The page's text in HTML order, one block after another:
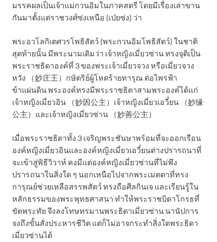
มรรคผลเป็นเจ้าแม่กวนอิมในภาคสตรี โดยมีเรื่องเล่าขาน
กันมาตั้งแต่ราชวงศ์ซ่งเหนือ (เป่ยซ่ง) ว่า
พระอวโลกิเตศวรโพธิสัตว์ (พระกวนอิมโพธิสัตว์) ในชาติ
สุดท้ายนั้น มีพระนามเดิมว่า เจ้าหญิงเมี่ยวซ่าน ทรงจุติเป็น
พระราชธิดาองค์ที่ 3 ของพระเจ้าเมี่ยวจวง หรือเมี่ยวจวง
หวัง （妙庄王）กษัตริย์ผู้โหดร้ายทารุณ ต่อไพรฟ้า
ข้าแผ่นดิน พระองค์ทรงมีพระราชธิดาสามพระองค์ได้แก่
เจ้าหญิงเมี่ยวอิน （妙因公主）เจ้าหญิงเมี่ยวเอวี๋ยน （妙缘
公主）และเจ้าหญิงเมี่ยวซ่าน （妙善公主）
เมื่อพระราชธิดาทั้ง 3 เจริญพระชันษาพร้อมที่จะออกเรือน
องค์หญิงเมี่ยวอินและองค์หญิงเมี่ยวเอวี๋ยนต่างปรารถนาที่
จะเข้าสู่พิธีวิวาห์ คงมีแต่องค์หญิงเมี่ยวซ่านที่ไม่พึง
ปรารถนาในสิ่งใด ๆ นอกเหนือไปจากพระเมตตาที่ทรง
การุณย์ช่วยเหลือสรรพสัตว์ ทรงถือศีลกินเจ และเรียนรู้ใน
หลักธรรมของพระพุทธศาสนา ทำให้พระราชบิดาโกรธที่
ขัดพระทัย จึงลงโทษทรมานพระธิดาเมี่ยวซ่าน นานัปการ
จงถึงขั้นสั่งประหารชีวิต แต่ก็ไม่อาจกระทำสิ่งใดพระธิดา
เมี่ยวซ่านได้